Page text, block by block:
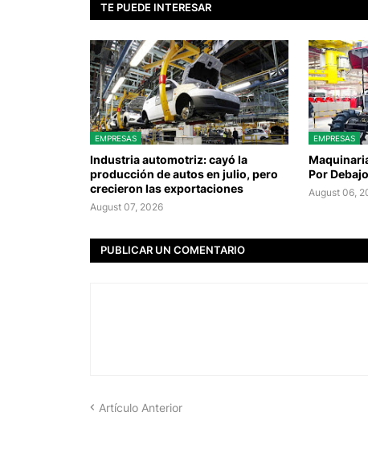
TE PUEDE INTERESAR
EMPRESAS
Industria automotriz: cayó la
producción de autos en julio, pero
crecieron las exportaciones
August 07, 2026
EMPRESAS
Por
August 06,
PUBLICAR UN COMENTARIO
Artículo Anterior